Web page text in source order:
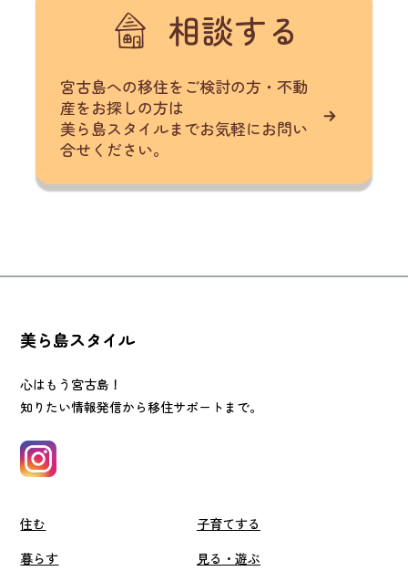
相談する
宮古島への移住をご検討の方・不動
産をお探しの方は
美ら島スタイルまでお気軽にお問い
合せください。
美ら島スタイル
心はもう宮古島！
知りたい情報発信から移住サポートまで。
住む
暮らす
子育てする
見る・遊ぶ